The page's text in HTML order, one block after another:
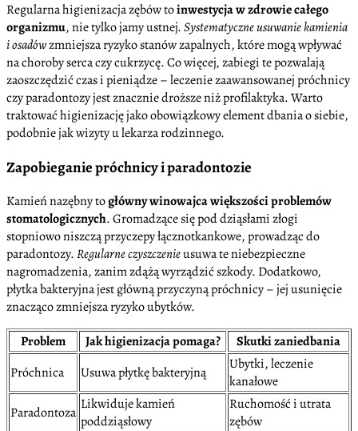
Regularna higienizacja zębów toinwestycja w zdrowie całego
organizmu, nie tylko jamy ustnej.Systematyczne usuwanie kamienia
i osadówzmniejsza ryzyko stanów zapalnych, które mogą wpływać
na choroby serca czy cukrzycę. Co więcej, zabiegi te pozwalają
zaoszczędzić czas i pieniądze – leczenie zaawansowanej próchnicy
czy paradontozy jest znacznie droższe niż profilaktyka. Warto
traktować higienizację jako obowiązkowy element dbania o siebie,
podobnie jak wizyty u lekarza rodzinnego.
Zapobieganie próchnicy i paradontozie
Kamień nazębny togłówny winowajca większości problemów
stomatologicznych. Gromadzące się pod dziąsłami złogi
stopniowo niszczą przyczepy łącznotkankowe, prowadząc do
paradontozy.Regularne czyszczenieusuwa te niebezpieczne
nagromadzenia, zanim zdążą wyrządzić szkody. Dodatkowo,
płytka bakteryjna jest główną przyczyną próchnicy – jej usunięcie
znacząco zmniejsza ryzyko ubytków.
Problem
Jak higienizacja pomaga?
Skutki zaniedbania
Próchnica
Usuwa płytkę bakteryjną
Ubytki, leczenie
kanałowe
Paradontoza Likwiduje kamień
poddziąsłowy
Ruchomość i utrata
zębów